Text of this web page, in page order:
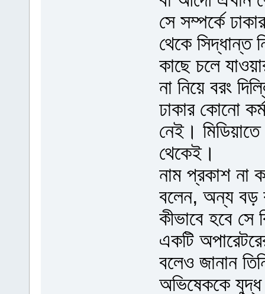
সে সম্পর্কে
থেকে সিদ্ধান্ত
কাছে চলে
না নিয়ে বরং
ঢাকার কোনো
নেই। মিডিয়াতে
থেকেই।
নাম প্রকাশ না
বলেন, অন্য বড়
কীভাবে হবে
একটি
বলেও জানান
অভিষেককে